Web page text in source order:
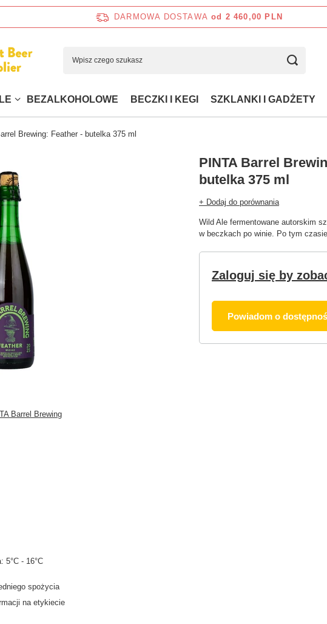
DARMOWA DOSTAWA od 2 460,00 PLN
BEZALKOHOLOWE BECZKI I KEGI SZKLANKI I GADŻETY
Brewing: Feather - butelka 375 ml
PINTA Barrel
butelka 375 ml
+ Dodaj do porównania
Wild Ale fermentowane autorskim
w beczkach po winie. Po tym
Zaloguj się by
Powiadom o
Barrel Brewing
5°C - 16°C
spożycia
na etykiecie